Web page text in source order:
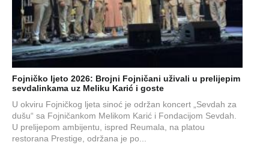
Fojničko ljeto 2026: Brojni Fojničani uživali u prelijepim
sevdalinkama uz Meliku Karić i goste
U okviru Fojničkog ljeta sinoć je održan koncert „Sevdah za
dušu“ sa Fojničankom Melikom Karić i Fondacijom Sevdah.
U prelijepom ambijentu, ispred Reumala, na platou
restorana Prestige, održana je po...